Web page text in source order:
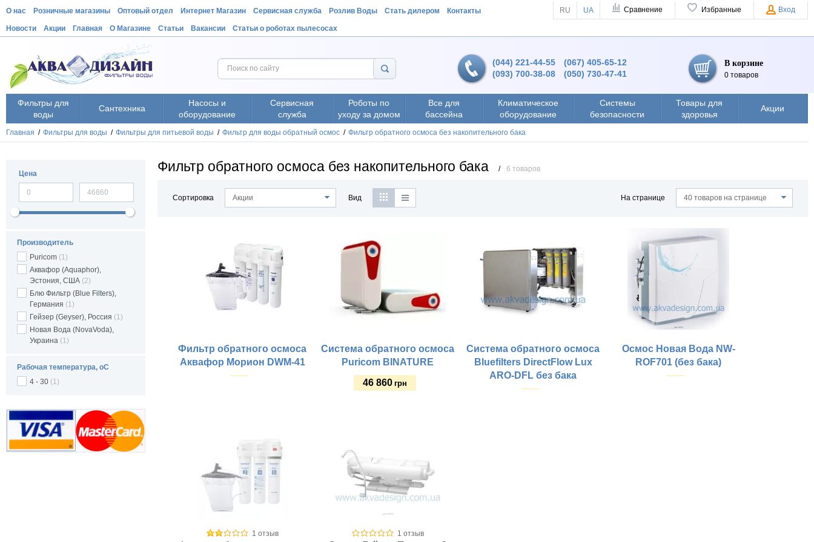
О нас Розничные магазины Оптовый отдел Интернет Магазин Сервисная служба Розлив Воды Стать дилером Контакты
Новости Акции Главная О Магазине Статьи Вакансии Статьи о роботах пылесосах
RU UA Сравнение Избранные Вход
(044) 221-44-55
(093) 700-38-08
(067) 405-65-12
(050) 730-47-41
В корзине
0 товаров
Фильтры для
воды
Сантехника
Насосы и
оборудование
Сервисная
служба
Роботы по
уходу за домом
Все для
бассейна
Климатическое
оборудование
Системы
безопасности
Товары для
здоровья
Акции
Главная / Фильтры для воды / Фильтры для питьевой воды / Фильтр для воды обратный осмос / Фильтр обратного осмоса без накопительного бака
Цена
Производитель
Puricom (1)
Аквафор (Aquaphor),
Эстония, США (2)
Блю Фильтр (Blue Filters),
Германия (1)
Гейзер (Geyser), Россия (1)
Новая Вода (NovaVoda),
Украина (1)
Рабочая температура, оС
4 - 30 (1)
Фильтр обратного осмоса без накопительного бака / 6 товаров
Сортировка Акции Вид На странице 40 товаров на странице
Фильтр обратного осмоса
Аквафор Морион DWM-41
Материал крепежной пластины:
Тип колб:
Габариты (ш/в/г) мм:
Тип фильтрации:
Особые отличия:
Система обратного осмоса
Puricom BINATURE
46 860 грн
Тип колб:
Размещение:
Стиль крана:
Тип фильтрации:
Рабочая температура, оС:
Система обратного осмоса
Bluefilters DirectFlow Lux
ARO-DFL без бака
Осмос Новая Вода NW-
ROF701 (без бака)
1 отзыв 1 отзыв